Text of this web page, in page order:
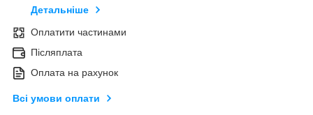
Детальніше
Оплатити частинами
Післяплата
Оплата на рахунок
Всі умови оплати